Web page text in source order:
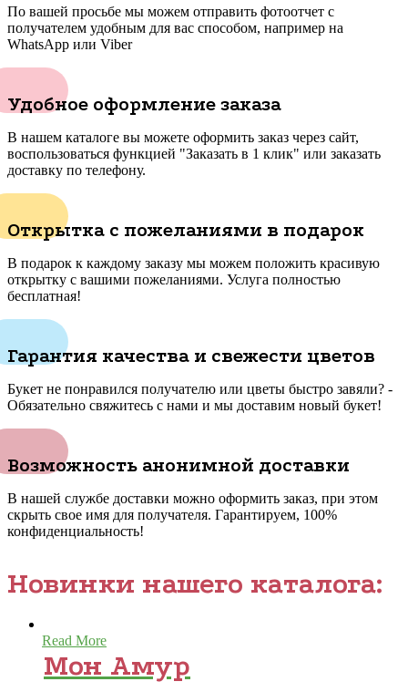
По вашей просьбе мы можем отправить фотоотчет с
получателем удобным для вас способом, например на
WhatsApp или Viber
Удобное оформление заказа
В нашем каталоге вы можете оформить заказ через сайт,
воспользоваться функцией "Заказать в 1 клик" или заказать
доставку по телефону.
Открытка с пожеланиями в подарок
В подарок к каждому заказу мы можем положить красивую
открытку с вашими пожеланиями. Услуга полностью
бесплатная!
Гарантия качества и свежести цветов
Букет не понравился получателю или цветы быстро завяли? -
Обязательно свяжитесь с нами и мы доставим новый букет!
Возможность анонимной доставки
В нашей службе доставки можно оформить заказ, при этом
скрыть свое имя для получателя. Гарантируем, 100%
конфиденциальность!
Новинки нашего каталога:
Read More
Мон Амур